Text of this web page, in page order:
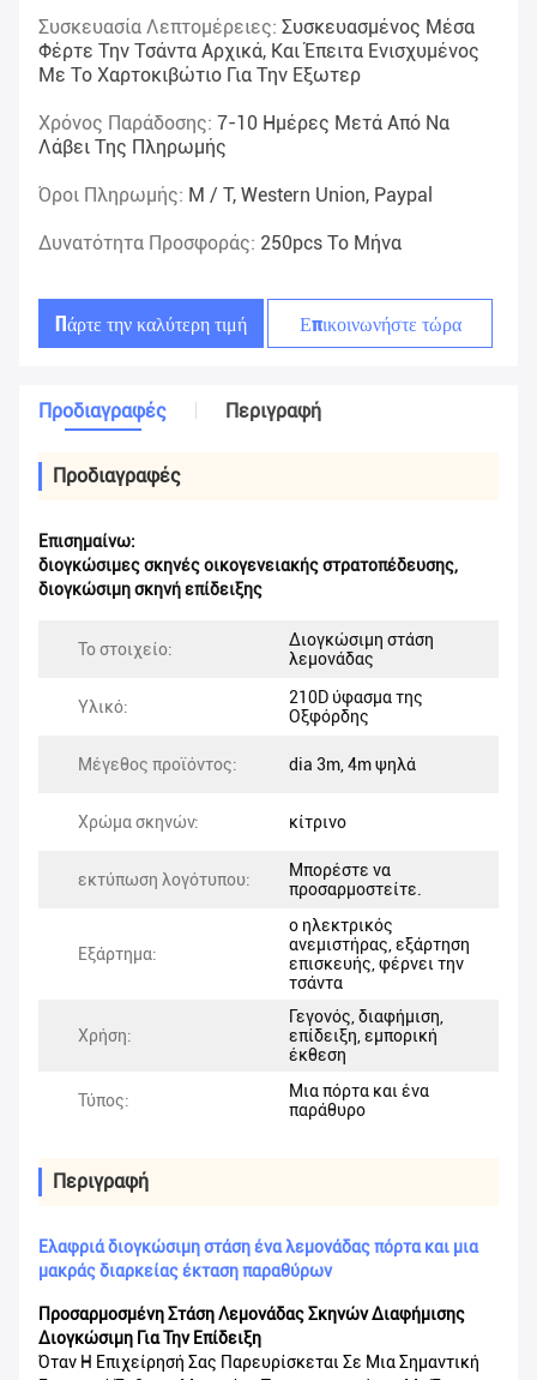
Συσκευασία Λεπτομέρειες: Συσκευασμένος Μέσα
Φέρτε Την Τσάντα Αρχικά, Και Έπειτα Ενισχυμένος
Με Το Χαρτοκιβώτιο Για Την Εξωτερ
Χρόνος Παράδοσης: 7-10 Ημέρες Μετά Από Να
Λάβει Της Πληρωμής
Όροι Πληρωμής: Μ / Τ, Western Union, Paypal
Δυνατότητα Προσφοράς: 250pcs Το Μήνα
Πάρτε την καλύτερη τιμή Επικοινωνήστε τώρα
Προδιαγραφές Περιγραφή
Προδιαγραφές
Επισημαίνω:
διογκώσιμες σκηνές οικογενειακής στρατοπέδευσης,
διογκώσιμη σκηνή επίδειξης
Το στοιχείο:
Διογκώσιμη στάση
λεμονάδας
Υλικό:
210D ύφασμα της
Οξφόρδης
Μέγεθος προϊόντος: dia 3m, 4m ψηλά
Χρώμα σκηνών: κίτρινο
εκτύπωση λογότυπου:
Μπορέστε να
προσαρμοστείτε.
Εξάρτημα:
ο ηλεκτρικός
ανεμιστήρας, εξάρτηση
επισκευής, φέρνει την
τσάντα
Χρήση:
Γεγονός, διαφήμιση,
επίδειξη, εμπορική
έκθεση
Τύπος:
Μια πόρτα και ένα
παράθυρο
Περιγραφή
Ελαφριά διογκώσιμη στάση ένα λεμονάδας πόρτα και μια
μακράς διαρκείας έκταση παραθύρων
Προσαρμοσμένη Στάση Λεμονάδας Σκηνών Διαφήμισης
Διογκώσιμη Για Την Επίδειξη
Όταν Η Επιχείρησή Σας Παρευρίσκεται Σε Μια Σημαντική